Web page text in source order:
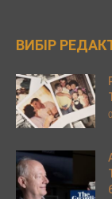
ВИБІР